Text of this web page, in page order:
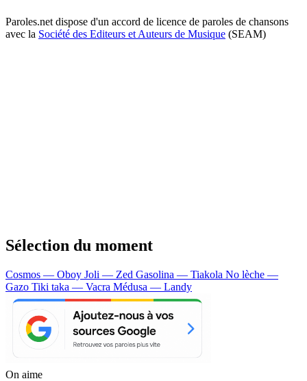
Paroles.net dispose d'un accord de licence de paroles de chansons
avec la Société des Editeurs et Auteurs de Musique (SEAM)
Sélection du moment
Cosmos — Oboy Joli — Zed Gasolina — Tiakola No lèche —
Gazo Tiki taka — Vacra Médusa — Landy
On aime